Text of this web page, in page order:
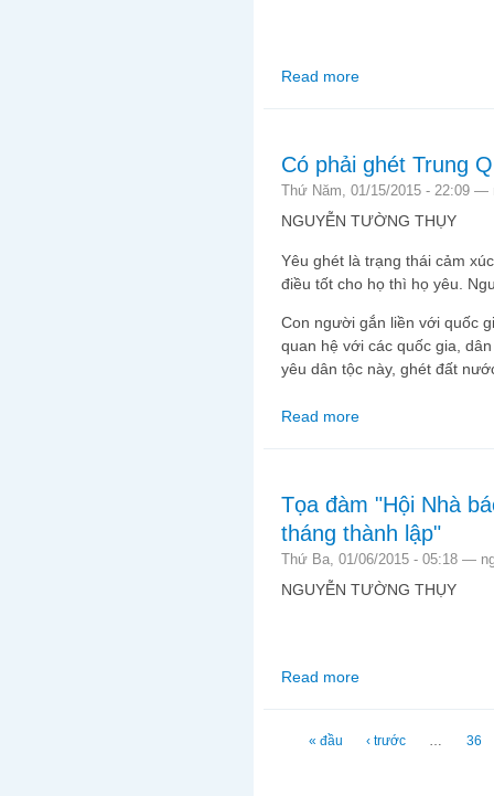
Read more
Có phải ghét Trung
Thứ Năm, 01/15/2015 - 22:09 —
NGUYỄN TƯỜNG THỤY
Yêu ghét là trạng thái cảm
điều tốt cho họ thì họ yêu.
Con người gắn liền với quốc
quan hệ với các quốc gia,
yêu dân tộc này, ghét đất
Read more
Tọa đàm "Hội Nhà
tháng thành lập"
Thứ Ba, 01/06/2015 - 05:18 —
NGUYỄN TƯỜNG THỤY
Read more
Trang
« đầu ‹ trước … 36